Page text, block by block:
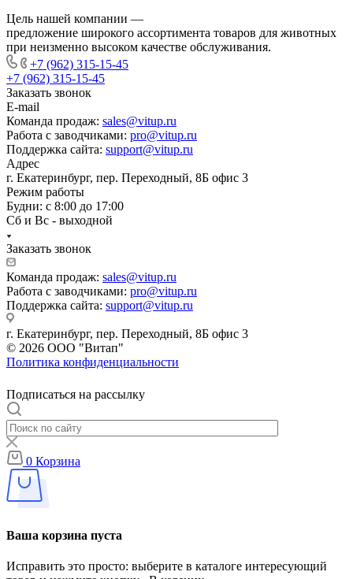
Цель нашей компании —
предложение широкого ассортимента товаров для животных
при неизменно высоком качестве обслуживания.
+7 (962) 315-15-45
+7 (962) 315-15-45
Заказать звонок
E-mail
Команда продаж: sales@vitup.ru
Работа с заводчиками: pro@vitup.ru
Поддержка сайта: support@vitup.ru
Адрес
г. Екатеринбург, пер. Переходный, 8Б офис 3
Режим работы
Будни: с 8:00 до 17:00
Сб и Вс - выходной
Заказать звонок
Команда продаж: sales@vitup.ru
Работа с заводчиками: pro@vitup.ru
Поддержка сайта: support@vitup.ru
г. Екатеринбург, пер. Переходный, 8Б офис 3
© 2026 ООО "Витап"
Политика конфиденциальности
Подписаться на рассылку
0 Корзина
Ваша корзина пуста
Исправить это просто: выберите в каталоге интересующий